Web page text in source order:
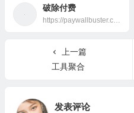
破除付费
https://paywallbuster.com/
上一篇
工具聚合
发表评论